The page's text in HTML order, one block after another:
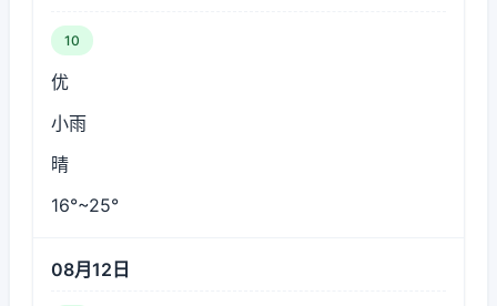
10
优
小雨
晴
16°~25°
08月12日